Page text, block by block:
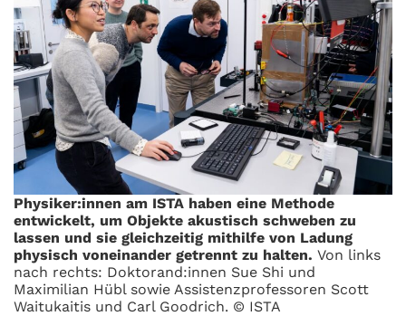
Physiker:innen am ISTA haben eine Methode
entwickelt, um Objekte akustisch schweben zu
lassen und sie gleichzeitig mithilfe von Ladung
physisch voneinander getrennt zu halten. Von links
nach rechts: Doktorand:innen Sue Shi und
Maximilian Hübl sowie Assistenzprofessoren Scott
Waitukaitis und Carl Goodrich. © ISTA